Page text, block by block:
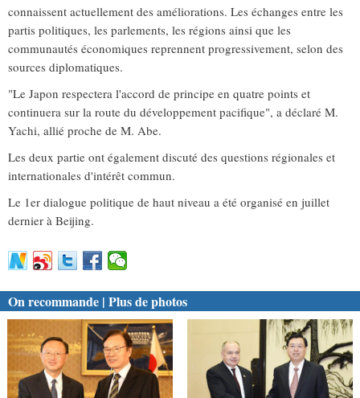
connaissent actuellement des améliorations. Les échanges entre les
partis politiques, les parlements, les régions ainsi que les
communautés économiques reprennent progressivement, selon des
sources diplomatiques.
"Le Japon respectera l'accord de principe en quatre points et
continuera sur la route du développement pacifique", a déclaré M.
Yachi, allié proche de M. Abe.
Les deux partie ont également discuté des questions régionales et
internationales d'intérêt commun.
Le 1er dialogue politique de haut niveau a été organisé en juillet
dernier à Beijing.
On recommande | Plus de photos